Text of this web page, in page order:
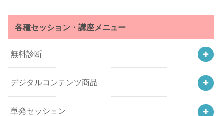
各種セッション・講座メニュー
無料診断
デジタルコンテンツ商品
単発セッション